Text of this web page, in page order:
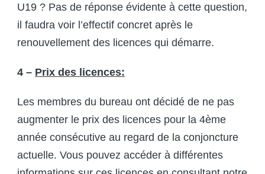
U19 ? Pas de réponse évidente à cette question,
il faudra voir l’effectif concret après le
renouvellement des licences qui démarre.
4 – Prix des licences:
Les membres du bureau ont décidé de ne pas
augmenter le prix des licences pour la 4ème
année consécutive au regard de la conjoncture
actuelle. Vous pouvez accéder à différentes